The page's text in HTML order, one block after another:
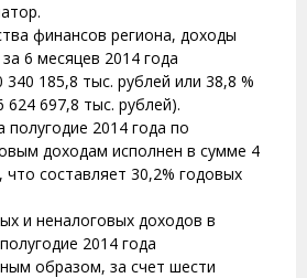
финансов региона, доходы
6 месяцев 2014 года
185,8 тыс. рублей или 38,8 %
624 697,8 тыс. рублей).
2014 года по
доходам исполнен в сумме 4
что составляет 30,2% годовых
и неналоговых доходов в
2014 года
образом, за счет шести